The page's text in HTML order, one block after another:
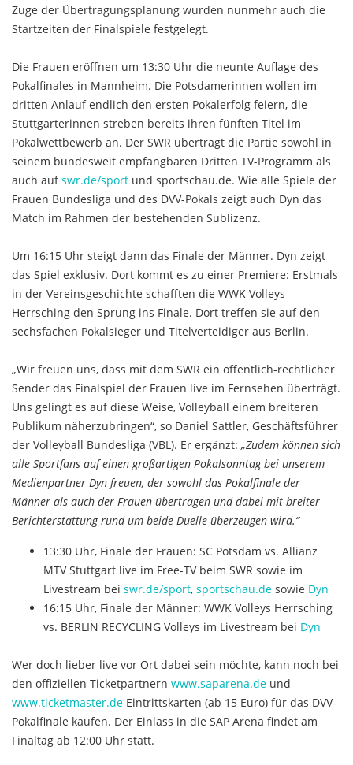
Zuge der Übertragungsplanung wurden nunmehr auch die
Startzeiten der Finalspiele festgelegt.
Die Frauen eröffnen um 13:30 Uhr die neunte Auflage des
Pokalfinales in Mannheim. Die Potsdamerinnen wollen im
dritten Anlauf endlich den ersten Pokalerfolg feiern, die
Stuttgarterinnen streben bereits ihren fünften Titel im
Pokalwettbewerb an. Der SWR überträgt die Partie sowohl in
seinem bundesweit empfangbaren Dritten TV-Programm als
auch aufswr.de/sport und sportschau.de. Wie alle Spiele der
Frauen Bundesliga und des DVV-Pokals zeigt auch Dyn das
Match im Rahmen der bestehenden Sublizenz.
Um 16:15 Uhr steigt dann das Finale der Männer. Dyn zeigt
das Spiel exklusiv. Dort kommt es zu einer Premiere: Erstmals
in der Vereinsgeschichte schafften die WWK Volleys
Herrsching den Sprung ins Finale. Dort treffen sie auf den
sechsfachen Pokalsieger und Titelverteidiger aus Berlin.
„Wir freuen uns, dass mit dem SWR ein öffentlich-rechtlicher
Sender das Finalspiel der Frauen live im Fernsehen überträgt.
Uns gelingt es auf diese Weise, Volleyball einem breiteren
Publikum näherzubringen“, so Daniel Sattler, Geschäftsführer
der Volleyball Bundesliga (VBL). Er ergänzt: „Zudem können sich
alle Sportfans auf einen großartigen Pokalsonntag bei unserem
Medienpartner Dyn freuen, der sowohl das Pokalfinale der
Männer als auch der Frauen übertragen und dabei mit breiter
Berichterstattung rund um beide Duelle überzeugen wird.“
13:30 Uhr, Finale der Frauen: SC Potsdam vs. Allianz
MTV Stuttgart live im Free-TV beim SWR sowie im
Livestream bei swr.de/sport, sportschau.de sowie Dyn
16:15 Uhr, Finale der Männer: WWK Volleys Herrsching
vs. BERLIN RECYCLING Volleys im Livestream bei Dyn
Wer doch lieber live vor Ort dabei sein möchte, kann noch bei
den offiziellen Ticketpartnern www.saparena.de und
www.ticketmaster.de Eintrittskarten (ab 15 Euro) für das DVV-
Pokalfinale kaufen. Der Einlass in die SAP Arena findet am
Finaltag ab 12:00 Uhr statt.